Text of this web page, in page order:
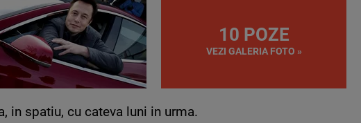
10 POZE
VEZI GALERIA FOTO »
in spatiu, cu cateva luni in urma.